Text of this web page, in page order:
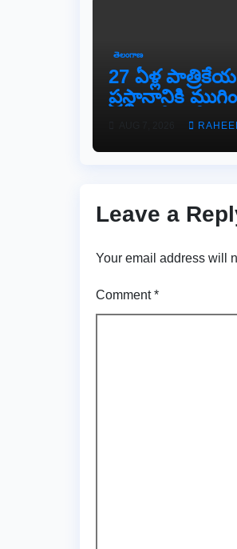
తెలంగాణ
27 ఏళ్ల పాత్రికేయ
ప్రస్థానానికి
ఆంధ్రజ్యోతి
జర్నలిస్టు సల్ల
కన్నీటి
Leave a
Your email address will
Comment*